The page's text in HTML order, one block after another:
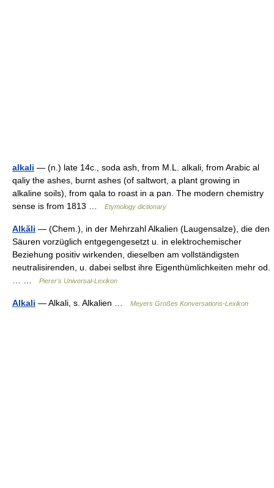
alkali — (n.) late 14c., soda ash, from M.L. alkali, from Arabic al
qaliy the ashes, burnt ashes (of saltwort, a plant growing in
alkaline soils), from qala to roast in a pan. The modern chemistry
sense is from 1813 …
Etymology dictionary
Alkăli — (Chem.), in der Mehrzahl Alkalien (Laugensalze), die den
Säuren vorzüglich entgegengesetzt u. in elektrochemischer
Beziehung positiv wirkenden, dieselben am vollständigsten
neutralisirenden, u. dabei selbst ihre Eigenthümlichkeiten mehr od.
Pierer's Universal-Lexikon
Alkali — Alkali, s. Alkalien … Meyers Großes Konversations-Lexikon